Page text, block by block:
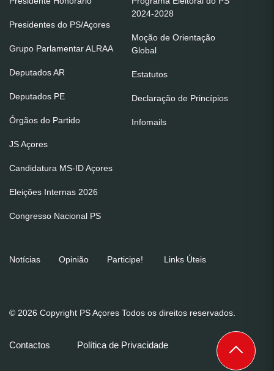
Presidentes do PS/Açores
Grupo Parlamentar ALRAA
Deputados AR
Deputados PE
Órgãos do Partido
JS Açores
Candidatura MS-ID Açores
Eleições Internas 2026
Congresso Nacional PS
2024-2028
Moção de Orientação
Global
Estatutos
Declaração de Princípios
Infomails
Notícias Opinião Participe! Links Úteis
© 2026 Copyright PS Açores Todos os direitos reservados.
Contactos Política de Privacidade